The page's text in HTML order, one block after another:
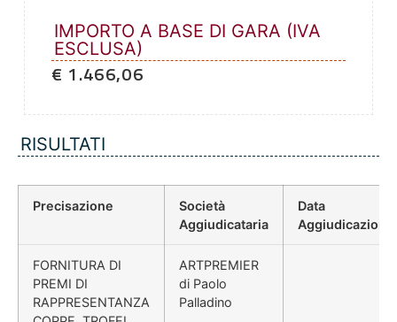
IMPORTO A BASE DI GARA (IVA
ESCLUSA)
€ 1.466,06
RISULTATI
Precisazione
Società
Aggiudicataria
Data
Aggiudicazione
FORNITURA DI
PREMI DI
RAPPRESENTANZA
ARTPREMIER
di Paolo
Palladino